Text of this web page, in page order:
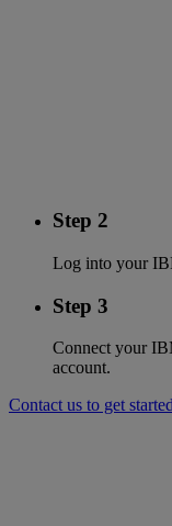
Step 2
Log into your
Step 3
Connect your
account.
Contact us to get